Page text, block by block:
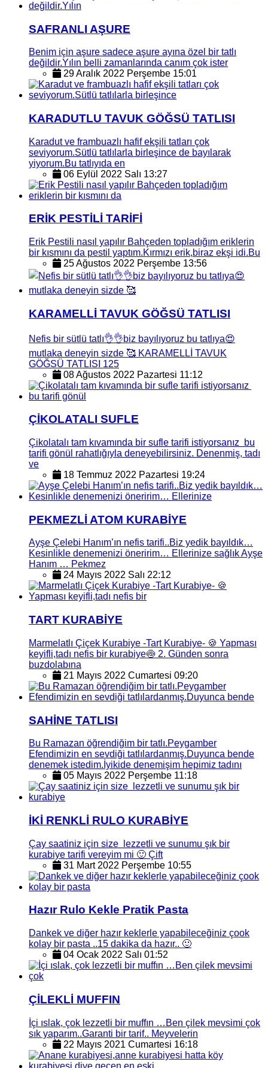
SAFRANLI AŞURE
Benim için aşure sadece aşure ayına özel bir tatlı
değildir.Yılın belli zamanlarında canım çok ister
29 Aralık 2022 Perşembe 15:01
KARADUTLU TAVUK GÖĞSÜ TATLISI
Karadut ve frambuazlı hafif ekşili tatları çok
seviyorum.Sütlü tatlılarla birleşince de bayılarak
yiyorum.Bu tatlıyıda en
06 Eylül 2022 Salı 13:27
ERİK PESTİLİ TARİFİ
Erik Pestili nasıl yapılır Bahçeden topladığım eriklerin
bir kısmını da pestil yaptım.Kırmızı erik,biraz ekşi idi.Bu
25 Ağustos 2022 Perşembe 13:56
KARAMELLİ TAVUK GÖĞSÜ TATLISI
Nefis bir sütlü tatlı👌👌biz bayılıyoruz bu tatlıya😍
mutlaka deneyin sizde 🥰 KARAMELLİ TAVUK
GÖĞSÜ TATLISI 125
08 Ağustos 2022 Pazartesi 11:12
ÇİKOLATALI SUFLE
Çikolatalı tam kıvamında bir sufle tarifi istiyorsanız bu
tarifi gönül rahatlığıyla deneyebilirsiniz. Denenmiş, tadı
ve
18 Temmuz 2022 Pazartesi 19:24
PEKMEZLİ ATOM KURABİYE
Ayşe Çelebi Hanım’ın nefis tarifi..Biz yedik bayıldık…
Kesinlikle denemenizi öneririm… Ellerinize sağlık Ayşe
Hanım … Pekmez
24 Mayıs 2022 Salı 22:12
TART KURABİYE
Marmelatlı Çiçek Kurabiye -Tart Kurabiye- 🍪 Yapması
keyifli,tadı nefis bir kurabiye🍥 2. Günden sonra
buzdolabına
21 Mayıs 2022 Cumartesi 09:20
SAHİNE TATLISI
Bu Ramazan öğrendiğim bir tatlı.Peygamber
Efendimizin en sevdiği tatlılardanmış.Duyunca bende
denemek istedim.İyikide denemişim hepimiz tadını
05 Mayıs 2022 Perşembe 11:18
İKİ RENKLİ RULO KURABİYE
Çay saatiniz için size lezzetli ve sunumu şık bir
kurabiye tarifi vereyim mi 🙂 Çift
31 Mart 2022 Perşembe 10:55
Hazır Rulo Kekle Pratik Pasta
Dankek ve diğer hazır keklerle yapabileceğiniz çook
kolay bir pasta ..15 dakika da hazır.. 🙂
04 Ocak 2022 Salı 01:52
ÇİLEKLİ MUFFIN
İçi ıslak, çok lezzetli bir muffın …Ben çilek mevsimi çok
sık yaparım..Garanti bir tarif.. Meyvelerin
22 Mayıs 2021 Cumartesi 16:18